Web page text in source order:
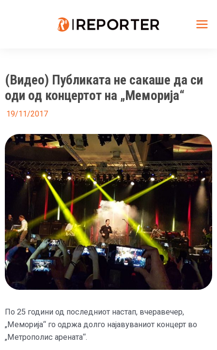
(Видео) Публиката не сакаше да си
оди од концертот на „Меморија“
19/11/2017
По 25 години од последниот настап, вчеравечер,
„Меморија“ го одржа долго најавуваниот концерт во
„Метрополис арената“.